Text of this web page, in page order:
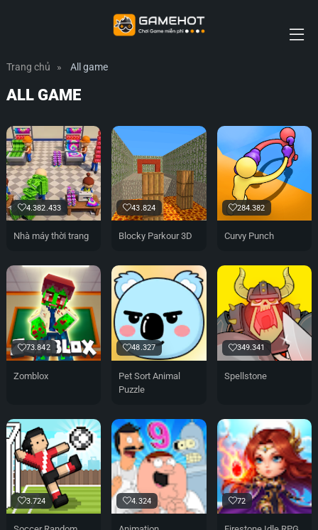
Trang chủ » All game
ALL GAME
4.382.433
Nhà máy thời trang
43.824
Blocky Parkour 3D
284.382
Curvy Punch
73.842
Zomblox
48.327
Pet Sort Animal
Puzzle
349.341
Spellstone
3.724 4.324 72